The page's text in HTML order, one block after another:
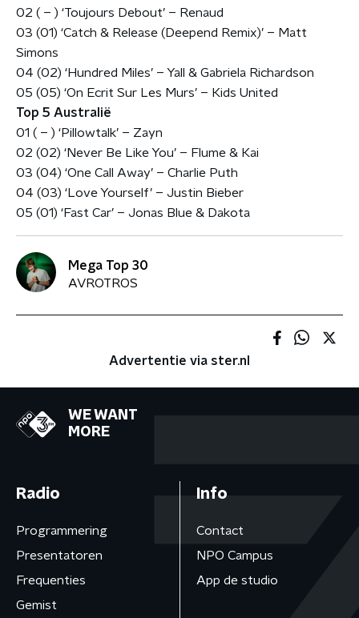
02 ( – ) ‘Toujours Debout’ – Renaud
03 (01) ‘Catch & Release (Deepend Remix)’ – Matt
Simons
04 (02) ‘Hundred Miles’ – Yall & Gabriela Richardson
05 (05) ‘On Ecrit Sur Les Murs’ – Kids United
Top 5 Australië
01 ( – ) ‘Pillowtalk’ – Zayn
02 (02) ‘Never Be Like You’ – Flume & Kai
03 (04) ‘One Call Away’ – Charlie Puth
04 (03) ‘Love Yourself’ – Justin Bieber
05 (01) ‘Fast Car’ – Jonas Blue & Dakota
Mega Top 30
AVROTROS
Advertentie via ster.nl
WE WANT
MORE
Radio
Programmering
Presentatoren
Frequenties
Gemist
Info
Contact
NPO Campus
App de studio